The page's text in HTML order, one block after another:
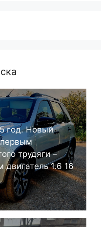
год. Новый
трудяги –
1.6 16